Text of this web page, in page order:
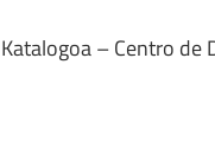
– Centro de